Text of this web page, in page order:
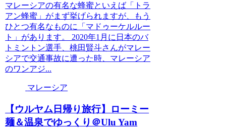
マレーシアの有名な蜂蜜といえば「トラ
アン蜂蜜」がまず挙げられますが、もう
ひとつ有名なものに「マドゥーケルルー
ト」があります。 2020年1月に日本のバ
トミントン選手、桃田賢斗さんがマレー
シアで交通事故に遭った時、マレーシア
のワンアジ...
マレーシア
【ウルヤム日帰り旅行】ローミー
麺＆温泉でゆっくり＠Ulu Yam